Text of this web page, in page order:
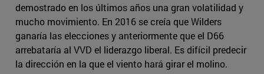
demostrado en los últimos años una gran volatilidad y
mucho movimiento. En 2016 se creía que Wilders
ganaría las elecciones y anteriormente que el D66
arrebataría al VVD el liderazgo liberal. Es difícil predecir
la dirección en la que el viento hará girar el molino.